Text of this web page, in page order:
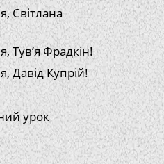
Світлана
Тув’я Фрадкін!
Давід Купрій!
урок